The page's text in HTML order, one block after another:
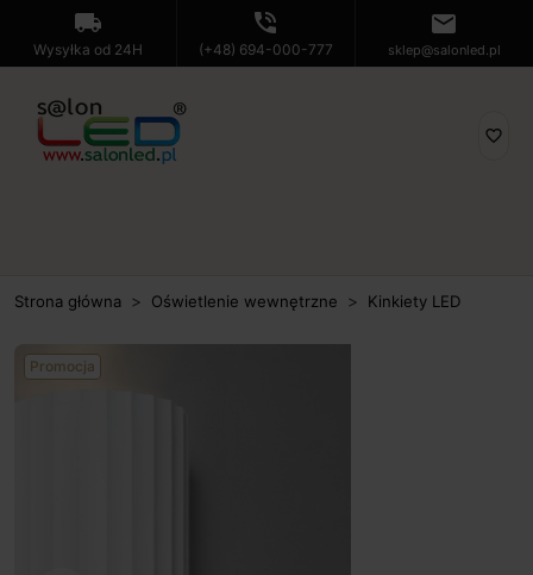
local_shipping
Wysyłka od 24H
phone_in_talk
(+48) 694-000-777
mail
sklep@salonled.pl
favorite_border
Strona główna Oświetlenie wewnętrzne Kinkiety LED
Promocja